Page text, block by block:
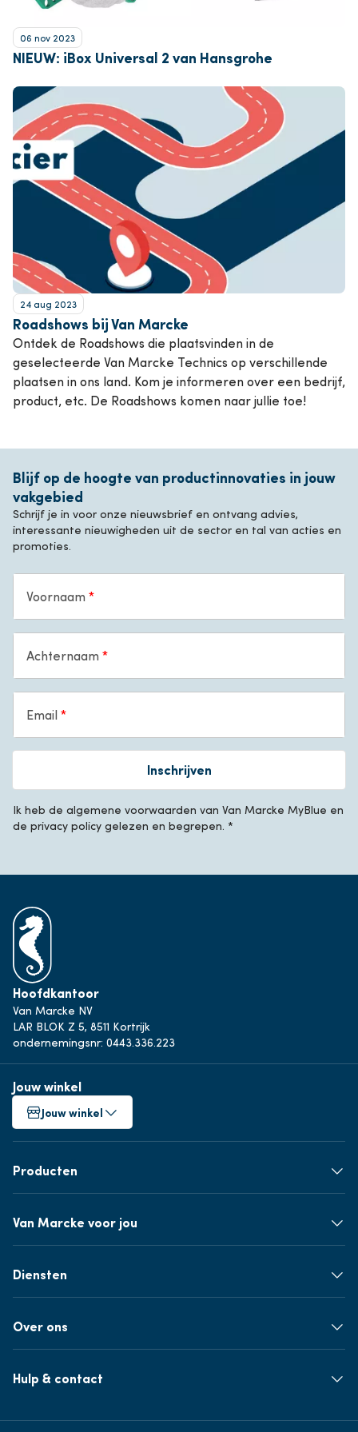
06 nov 2023
NIEUW: iBox Universal 2 van Hansgrohe
24 aug 2023
Roadshows bij Van Marcke
Ontdek de Roadshows die plaatsvinden in de
geselecteerde Van Marcke Technics op verschillende
plaatsen in ons land. Kom je informeren over een bedrijf,
product, etc. De Roadshows komen naar jullie toe!
Blijf op de hoogte van productinnovaties in jouw
vakgebied
Schrijf je in voor onze nieuwsbrief en ontvang advies,
interessante nieuwigheden uit de sector en tal van acties en
promoties.
Voornaam
Achternaam
Email
Inschrijven
Ik heb de algemene voorwaarden van Van Marcke MyBlue en
de privacy policy gelezen en begrepen. *
Hoofdkantoor
Van Marcke NV
LAR BLOK Z 5, 8511 Kortrijk
ondernemingsnr: 0443.336.223
Jouw winkel
Jouw winkel
Producten
Van Marcke voor jou
Diensten
Over ons
Hulp & contact